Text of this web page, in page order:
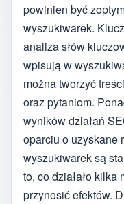
powinien być
wyszukiwarek.
analiza słów
wpisują w
można tworzyć
oraz pytaniom.
wyników działań
oparciu o uzyskane
wyszukiwarek są
to, co działało
przynosić efektów.